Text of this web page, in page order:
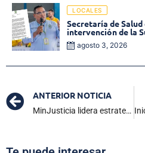
LOCALES
Secretaría de
intervención de la
de medicamentos en
agosto 3, 2026
ANTERIOR NOTICIA
MinJusticia lidera estrategia para proteger a la niñez indígena en el Magdalena